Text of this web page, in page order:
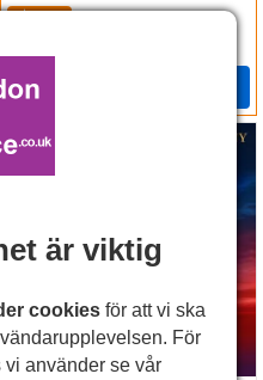
Les Miserables
är viktig
cookies för att vi ska
För
vi använder se vår